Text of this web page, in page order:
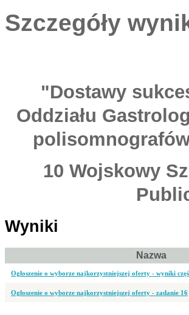
Szczegóły
"Dostawy
Oddziału
10 Wojskowy
Wyniki
Nazwa
Ogłoszenie o wyborze najkorzystniejszej oferty - wyniki
Ogłoszenie o wyborze najkorzystniejszej oferty - zadanie 16